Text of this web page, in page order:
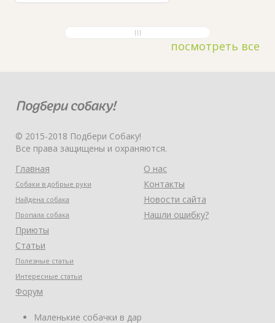
посмотреть все
© 2015-2018 Подбери Собаку!
Все права защищены и охраняются.
Главная
Собаки в добрые руки
Найдена собака
Пропала собака
Приюты
Статьи
Полезные статьи
Интересные статьи
Форум
О нас
Контакты
Новости сайта
Нашли ошибку?
Маленькие собачки в дар